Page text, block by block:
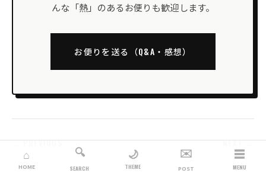
んな「熱」のあるお便りも歓迎します。
お便りを送る（Q&A・感想）
← PREVIOUS NEXT →
⌂
HOME
🔍
SEARCH
🌙
THEME
✉️
POST
☰
MENU